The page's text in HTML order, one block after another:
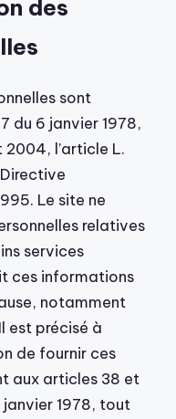
des
sont
du 6 janvier 1978,
l’article L.
Le site ne
relatives
services
ces informations
notamment
est précisé à
de fournir ces
aux articles 38 et
1978, tout